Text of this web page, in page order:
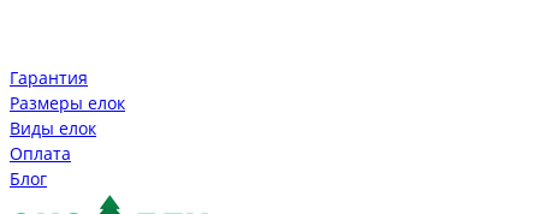
Гарантия
Размеры елок
Виды елок
Оплата
Блог